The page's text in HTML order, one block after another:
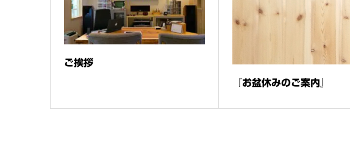
ご挨拶
『お盆休みのご案内』